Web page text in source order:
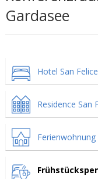
Gardasee
Hotel San Felice
Residence San
Ferienwohnung